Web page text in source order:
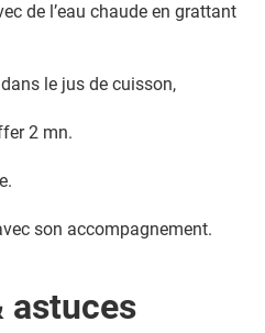
de l’eau chaude en grattant
le jus de cuisson,
2 mn.
son accompagnement.
astuces